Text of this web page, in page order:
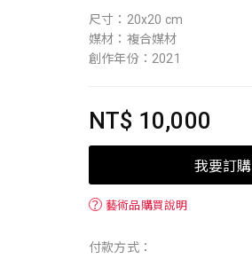
尺寸：20x20 cm
媒材：複合媒材
創作年份：2021
NT$ 10,000
我要訂購
？ 藝術品購買說明
付款方式：